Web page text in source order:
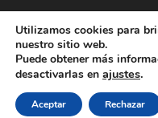
Quienes somos
Únete a la OCR
Política de cookies
Utilizamos cookies para
nuestro sitio web.
Puede obtener más
desactivarlas en ajustes.
Aceptar Rechazar